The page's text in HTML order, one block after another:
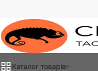
Каталог товарiв